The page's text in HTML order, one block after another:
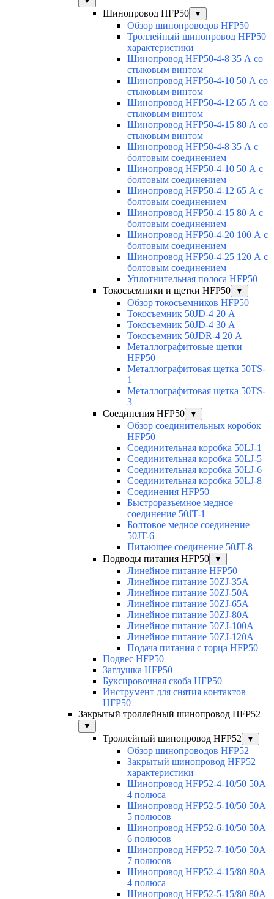
Шинопровод HFP50 ▼
Обзор шинопроводов HFP50
Троллейный шинопровод HFP50
характеристики
Шинопровод HFP50-4-8 35 А со
стыковым винтом
Шинопровод HFP50-4-10 50 А со
стыковым винтом
Шинопровод HFP50-4-12 65 А со
стыковым винтом
Шинопровод HFP50-4-15 80 А со
стыковым винтом
Шинопровод HFP50-4-8 35 А с
болтовым соединением
Шинопровод HFP50-4-10 50 А с
болтовым соединением
Шинопровод HFP50-4-12 65 А с
болтовым соединением
Шинопровод HFP50-4-15 80 А с
болтовым соединением
Шинопровод HFP50-4-20 100 А с
болтовым соединением
Шинопровод HFP50-4-25 120 А с
болтовым соединением
Уплотнительная полоса HFP50
Токосъемники и щетки HFP50
▼
Обзор токосъемников HFP50
Токосъемник 50JD-4 20 А
Токосъемник 50JD-4 30 А
Токосъемник 50JDR-4 20 А
Металлографитовые щетки
HFP50
Металлографитовая щетка 50TS-
1
Металлографитовая щетка 50TS-
3
Соединения HFP50
▼
Обзор соединительных коробок
HFP50
Соединительная коробка 50LJ-1
Соединительная коробка 50LJ-5
Соединительная коробка 50LJ-6
Соединительная коробка 50LJ-8
Соединения HFP50
Быстроразъемное медное
соединение 50JT-1
Болтовое медное соединение
50JT-6
Питающее соединение 50JT-8
Подводы питания HFP50
▼
Линейное питание HFP50
Линейное питание 50ZJ-35A
Линейное питание 50ZJ-50A
Линейное питание 50ZJ-65A
Линейное питание 50ZJ-80A
Линейное питание 50ZJ-100A
Линейное питание 50ZJ-120A
Подача питания с торца HFP50
Подвес HFP50
Заглушка HFP50
Буксировочная скоба HFP50
Инструмент для снятия контактов
HFP50
Закрытый троллейный шинопровод HFP52
▼
Троллейный шинопровод HFP52 ▼
Обзор шинопроводов HFP52
Закрытый шинопровод HFP52
характеристики
Шинопровод HFP52-4-10/50 50A
4 полюса
Шинопровод HFP52-5-10/50 50А
5 полюсов
Шинопровод HFP52-6-10/50 50А
6 полюсов
Шинопровод HFP52-7-10/50 50А
7 полюсов
Шинопровод HFP52-4-15/80 80A
4 полюса
Шинопровод HFP52-5-15/80 80А